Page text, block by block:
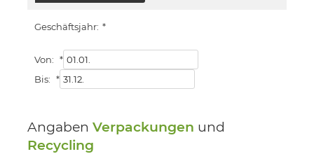
Geschäftsjahr: *
Von: *
Bis: *
Angaben Verpackungen und
Recycling